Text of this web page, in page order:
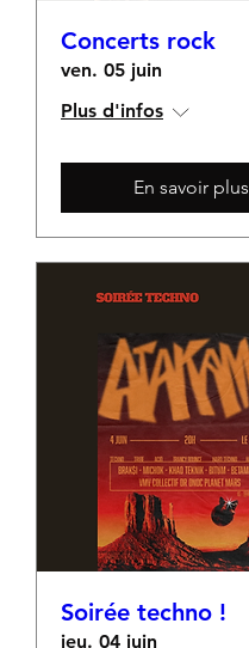
Concerts rock
ven. 05 juin
Plus d'infos
En savoir plus
Soirée techno !
jeu. 04 juin